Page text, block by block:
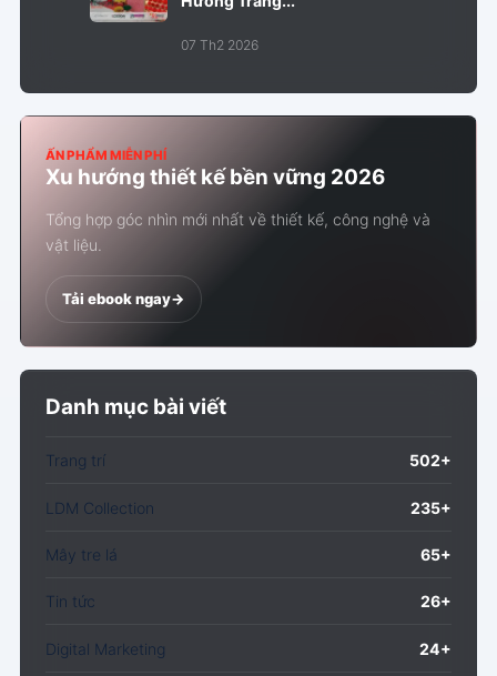
07 Th2 2026
ẤN PHẨM MIỄN PHÍ
Xu hướng thiết kế bền vững 2026
Tổng hợp góc nhìn mới nhất về thiết kế, công nghệ và
vật liệu.
Tải ebook ngay->
Danh mục bài viết
Trang trí 502+
LDM Collection 235+
Mây tre lá 65+
Tin tức 26+
Digital Marketing 24+